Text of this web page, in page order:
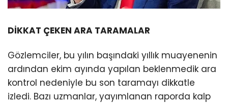
DİKKAT ÇEKEN ARA TARAMALAR
Gözlemciler, bu yılın başındaki yıllık muayenenin
ardından ekim ayında yapılan beklenmedik ara
kontrol nedeniyle bu son taramayı dikkatle
izledi. Bazı uzmanlar, yayımlanan raporda kalp